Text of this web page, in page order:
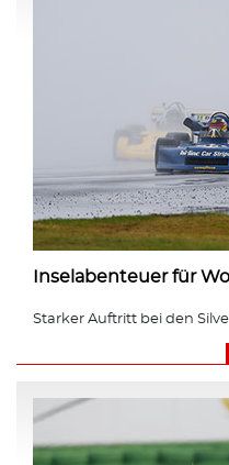
Inselabenteuer für
Starker Auftritt bei den